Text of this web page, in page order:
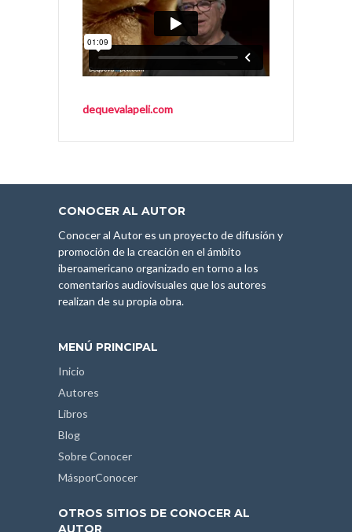
dequevalapeli.com
CONOCER AL AUTOR
Conocer al Autor es un proyecto de difusión y
promoción de la creación en el ámbito
iberoamericano organizado en torno a los
comentarios audiovisuales que los autores
realizan de su propia obra.
MENÚ PRINCIPAL
Inicio
Autores
Libros
Blog
Sobre Conocer
MásporConocer
OTROS SITIOS DE CONOCER AL
AUTOR